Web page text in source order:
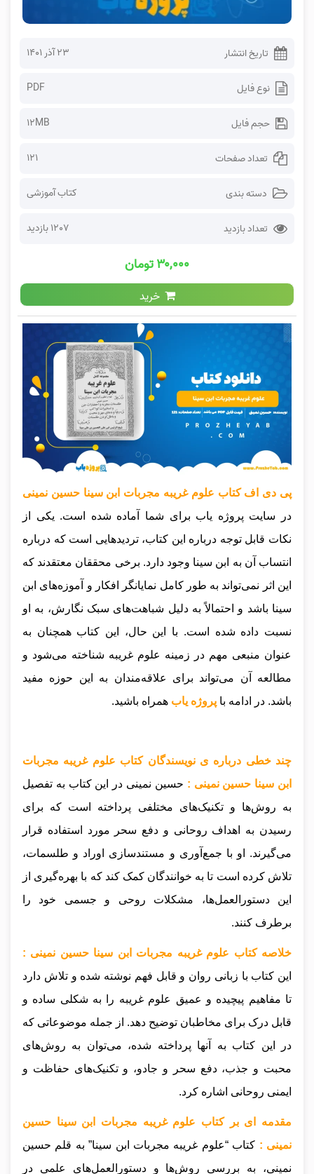
تاریخ انتشار ۲۳ آذر ۱۴۰۱
نوع فایل PDF
حجم فایل 12MB
تعداد صفحات 121
دسته بندی کتاب آموزشی
تعداد بازدید 1207 بازدید
۳۰,۰۰۰ تومان
خرید
پی دی اف کتاب علوم غریبه مجربات ابن سینا حسین نمینی
در سایت پروژه یاب برای شما آماده شده است. یکی از
نکات قابل توجه درباره این کتاب، تردیدهایی است که درباره
انتساب آن به ابن سینا وجود دارد. برخی محققان معتقدند که
این اثر نمی‌تواند به طور کامل نمایانگر افکار و آموزه‌های ابن
سینا باشد و احتمالاً به دلیل شباهت‌های سبک نگارش، به او
نسبت داده شده است. با این حال، این کتاب همچنان به
عنوان منبعی مهم در زمینه علوم غریبه شناخته می‌شود و
مطالعه آن می‌تواند برای علاقه‌مندان به این حوزه مفید
باشد. در ادامه با پروژه یاب همراه باشید.
چند خطی درباره ی نویسندگان کتاب علوم غریبه مجربات
ابن سینا حسین نمینی : حسین نمینی در این کتاب به تفصیل
به روش‌ها و تکنیک‌های مختلفی پرداخته است که برای
رسیدن به اهداف روحانی و دفع سحر مورد استفاده قرار
می‌گیرند. او با جمع‌آوری و مستندسازی اوراد و طلسمات،
تلاش کرده است تا به خوانندگان کمک کند که با بهره‌گیری از
این دستورالعمل‌ها، مشکلات روحی و جسمی خود را
برطرف کنند.
خلاصه کتاب علوم غریبه مجربات ابن سینا حسین نمینی :
این کتاب با زبانی روان و قابل فهم نوشته شده و تلاش دارد
تا مفاهیم پیچیده و عمیق علوم غریبه را به شکلی ساده و
قابل درک برای مخاطبان توضیح دهد. از جمله موضوعاتی که
در این کتاب به آنها پرداخته شده، می‌توان به روش‌های
محبت و جذب، دفع سحر و جادو، و تکنیک‌های حفاظت و
ایمنی روحانی اشاره کرد.
مقدمه ای بر کتاب علوم غریبه مجربات ابن سینا حسین
نمینی : کتاب “علوم غریبه مجربات ابن سینا” به قلم حسین
نمینی، به بررسی روش‌ها و دستورالعمل‌های علمی در